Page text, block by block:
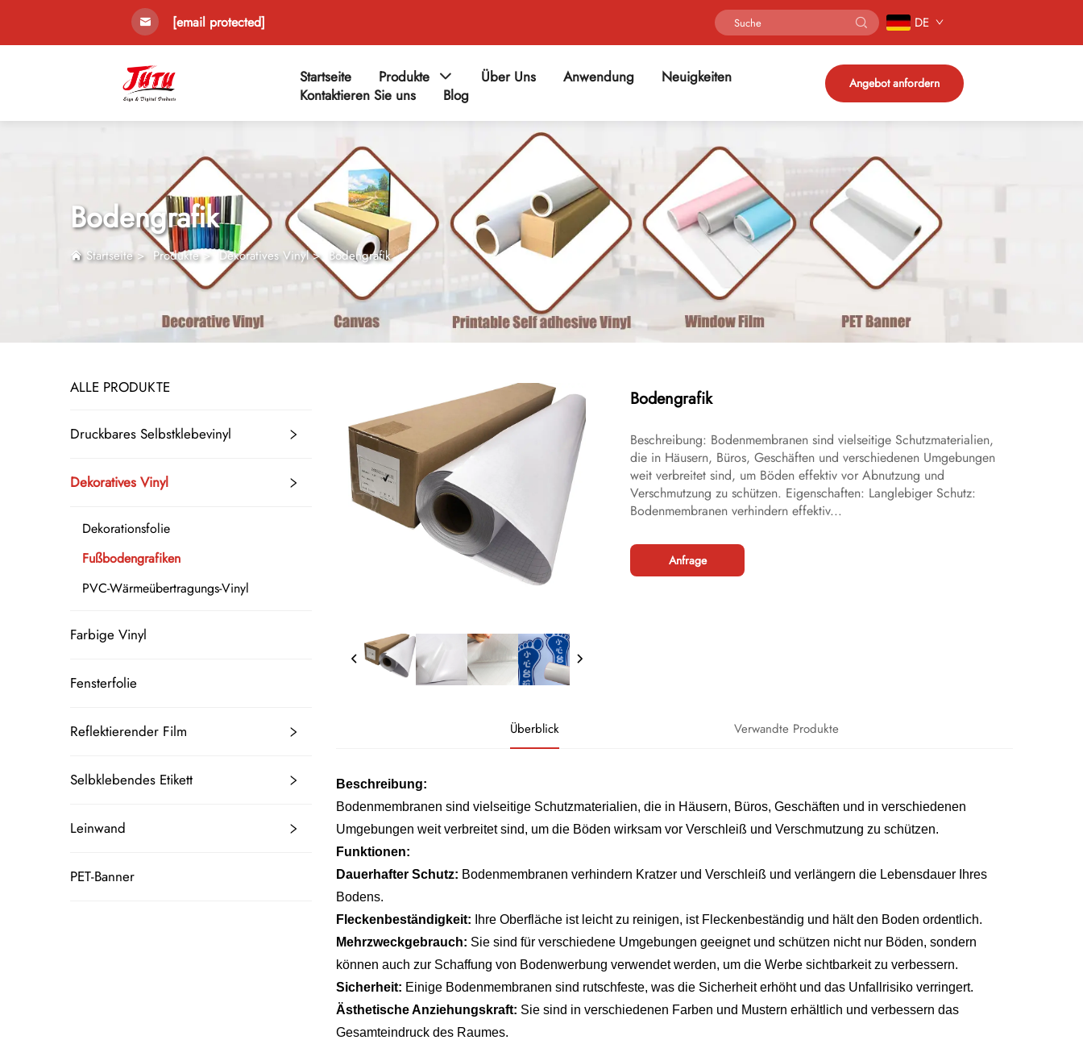
[email protected] DE
Startseite Produkte Über Uns Anwendung
Neuigkeiten
Kontaktieren Sie uns
Blog
Angebot anfordern
Bodengrafik
Startseite> Produkte>Dekoratives Vinyl> Bodengrafik
ALLE PRODUKTE
Druckbares Selbstklebevinyl
Dekoratives Vinyl
Dekorationsfolie
Fußbodengrafiken
PVC-Wärmeübertragungs-Vinyl
Farbige Vinyl
Fensterfolie
Reflektierender Film
Selbklebendes Etikett
Leinwand
PET-Banner
Bodengrafik
Beschreibung: Bodenmembranen sind vielseitige Schutzmaterialien,
die in Häusern, Büros, Geschäften und verschiedenen Umgebungen
weit verbreitet sind, um Böden effektiv vor Abnutzung und
Verschmutzung zu schützen. Eigenschaften: Langlebiger Schutz:
Bodenmembranen verhindern effektiv...
Anfrage
Überblick Verwandte Produkte
Beschreibung:
Bodenmembranen sind vielseitige Schutzmaterialien, die in Häusern, Büros, Geschäften und in verschiedenen
Umgebungen weit verbreitet sind, um die Böden wirksam vor Verschleiß und Verschmutzung zu schützen.
Funktionen:
Dauerhafter Schutz: Bodenmembranen verhindern Kratzer und Verschleiß und verlängern die Lebensdauer Ihres
Bodens.
Fleckenbeständigkeit:
Ihre Oberfläche ist leicht zu reinigen, ist Fleckenbeständig und hält den Boden ordentlich.
Mehrzweckgebrauch: Sie sind für verschiedene Umgebungen geeignet und schützen nicht nur Böden, sondern
können auch zur Schaffung von Bodenwerbung verwendet werden, um die Werbe sichtbarkeit zu verbessern.
Sicherheit: Einige Bodenmembranen sind rutschfeste, was die Sicherheit erhöht und das Unfallrisiko verringert.
Ästhetische Anziehungskraft: Sie sind in verschiedenen Farben und Mustern erhältlich und verbessern das
Gesamteindruck des Raumes.